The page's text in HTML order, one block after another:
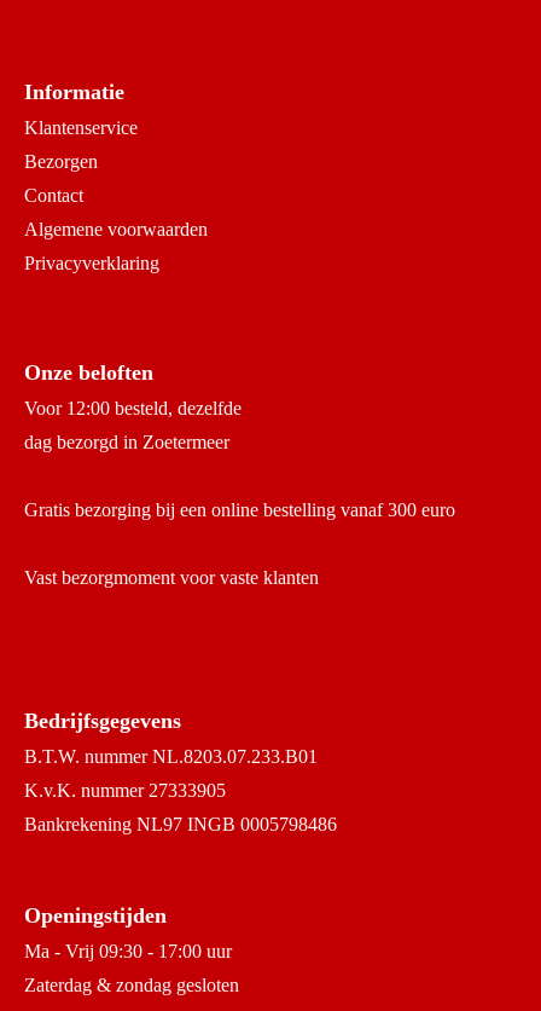
Informatie
Klantenservice
Bezorgen
Contact
Algemene voorwaarden
Privacyverklaring
Onze beloften
Voor 12:00 besteld, dezelfde
dag bezorgd in Zoetermeer
Gratis bezorging bij een online bestelling vanaf 300 euro
Vast bezorgmoment voor vaste klanten
Bedrijfsgegevens
B.T.W. nummer NL.8203.07.233.B01
K.v.K. nummer 27333905
Bankrekening NL97 INGB 0005798486
Openingstijden
Ma - Vrij 09:30 - 17:00 uur
Zaterdag & zondag gesloten